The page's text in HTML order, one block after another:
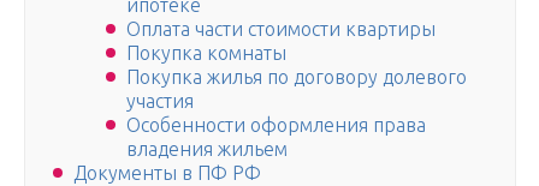
ипотеке
Оплата части стоимости квартиры
Покупка комнаты
Покупка жилья по договору долевого
участия
Особенности оформления права
владения жильем
Документы в ПФ РФ